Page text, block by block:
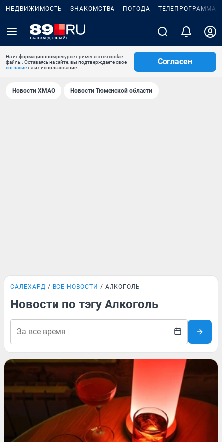
НЕДВИЖИМОСТЬ ЗНАКОМСТВА ПОГОДА ТЕЛЕПРОГРАММА
На информационном ресурсе применяются cookie-
файлы. Оставаясь на сайте, вы подтверждаете свое
согласиена их использование.
Согласен
Новости ХМАО Новости Тюменской области
САЛЕХАРД ВСЕ НОВОСТИ АЛКОГОЛЬ
Новости по тэгу Алкоголь